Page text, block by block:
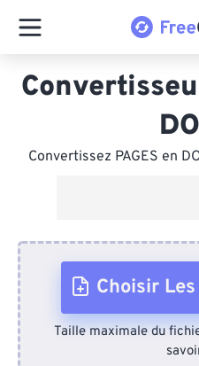
Convertissez PAGES en
Choisir
Depuis
Taille maximale du